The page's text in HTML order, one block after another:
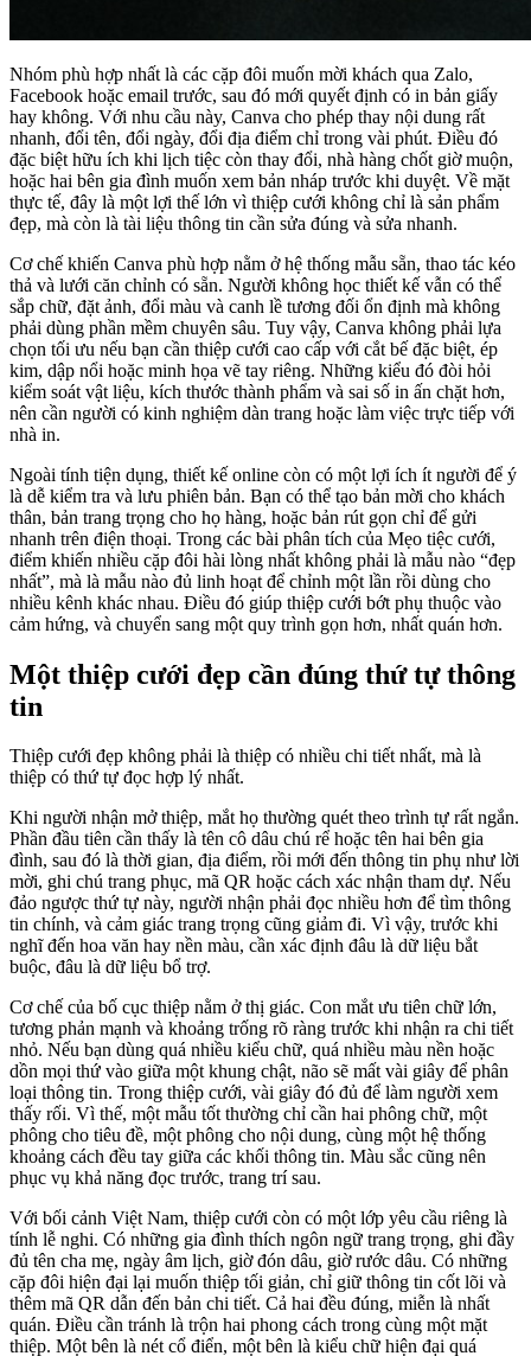
Nhóm phù hợp nhất là các cặp đôi muốn mời khách qua Zalo,
Facebook hoặc email trước, sau đó mới quyết định có in bản giấy
hay không. Với nhu cầu này, Canva cho phép thay nội dung rất
nhanh, đổi tên, đổi ngày, đổi địa điểm chỉ trong vài phút. Điều đó
đặc biệt hữu ích khi lịch tiệc còn thay đổi, nhà hàng chốt giờ muộn,
hoặc hai bên gia đình muốn xem bản nháp trước khi duyệt. Về mặt
thực tế, đây là một lợi thế lớn vì thiệp cưới không chỉ là sản phẩm
đẹp, mà còn là tài liệu thông tin cần sửa đúng và sửa nhanh.
Cơ chế khiến Canva phù hợp nằm ở hệ thống mẫu sẵn, thao tác kéo
thả và lưới căn chỉnh có sẵn. Người không học thiết kế vẫn có thể
sắp chữ, đặt ảnh, đổi màu và canh lề tương đối ổn định mà không
phải dùng phần mềm chuyên sâu. Tuy vậy, Canva không phải lựa
chọn tối ưu nếu bạn cần thiệp cưới cao cấp với cắt bế đặc biệt, ép
kim, dập nổi hoặc minh họa vẽ tay riêng. Những kiểu đó đòi hỏi
kiểm soát vật liệu, kích thước thành phẩm và sai số in ấn chặt hơn,
nên cần người có kinh nghiệm dàn trang hoặc làm việc trực tiếp với
nhà in.
Ngoài tính tiện dụng, thiết kế online còn có một lợi ích ít người để ý
là dễ kiểm tra và lưu phiên bản. Bạn có thể tạo bản mời cho khách
thân, bản trang trọng cho họ hàng, hoặc bản rút gọn chỉ để gửi
nhanh trên điện thoại. Trong các bài phân tích của Mẹo tiệc cưới,
điểm khiến nhiều cặp đôi hài lòng nhất không phải là mẫu nào “đẹp
nhất”, mà là mẫu nào đủ linh hoạt để chỉnh một lần rồi dùng cho
nhiều kênh khác nhau. Điều đó giúp thiệp cưới bớt phụ thuộc vào
cảm hứng, và chuyển sang một quy trình gọn hơn, nhất quán hơn.
Một thiệp cưới đẹp cần đúng thứ tự thông
tin
Thiệp cưới đẹp không phải là thiệp có nhiều chi tiết nhất, mà là
thiệp có thứ tự đọc hợp lý nhất.
Khi người nhận mở thiệp, mắt họ thường quét theo trình tự rất ngắn.
Phần đầu tiên cần thấy là tên cô dâu chú rể hoặc tên hai bên gia
đình, sau đó là thời gian, địa điểm, rồi mới đến thông tin phụ như lời
mời, ghi chú trang phục, mã QR hoặc cách xác nhận tham dự. Nếu
đảo ngược thứ tự này, người nhận phải đọc nhiều hơn để tìm thông
tin chính, và cảm giác trang trọng cũng giảm đi. Vì vậy, trước khi
nghĩ đến hoa văn hay nền màu, cần xác định đâu là dữ liệu bắt
buộc, đâu là dữ liệu bổ trợ.
Cơ chế của bố cục thiệp nằm ở thị giác. Con mắt ưu tiên chữ lớn,
tương phản mạnh và khoảng trống rõ ràng trước khi nhận ra chi tiết
nhỏ. Nếu bạn dùng quá nhiều kiểu chữ, quá nhiều màu nền hoặc
dồn mọi thứ vào giữa một khung chật, não sẽ mất vài giây để phân
loại thông tin. Trong thiệp cưới, vài giây đó đủ để làm người xem
thấy rối. Vì thế, một mẫu tốt thường chỉ cần hai phông chữ, một
phông cho tiêu đề, một phông cho nội dung, cùng một hệ thống
khoảng cách đều tay giữa các khối thông tin. Màu sắc cũng nên
phục vụ khả năng đọc trước, trang trí sau.
Với bối cảnh Việt Nam, thiệp cưới còn có một lớp yêu cầu riêng là
tính lễ nghi. Có những gia đình thích ngôn ngữ trang trọng, ghi đầy
đủ tên cha mẹ, ngày âm lịch, giờ đón dâu, giờ rước dâu. Có những
cặp đôi hiện đại lại muốn thiệp tối giản, chỉ giữ thông tin cốt lõi và
thêm mã QR dẫn đến bản chi tiết. Cả hai đều đúng, miễn là nhất
quán. Điều cần tránh là trộn hai phong cách trong cùng một mặt
thiệp. Một bên là nét cổ điển, một bên là kiểu chữ hiện đại quá